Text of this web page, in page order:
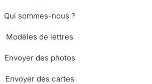
Qui sommes-nous ?
Modèles de lettres
Envoyer des photos
Envoyer des cartes